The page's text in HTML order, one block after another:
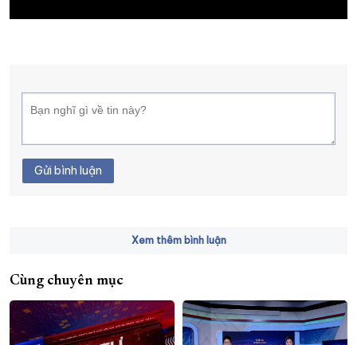
Gửi bình luận
Xem thêm bình luận
Cùng chuyên mục